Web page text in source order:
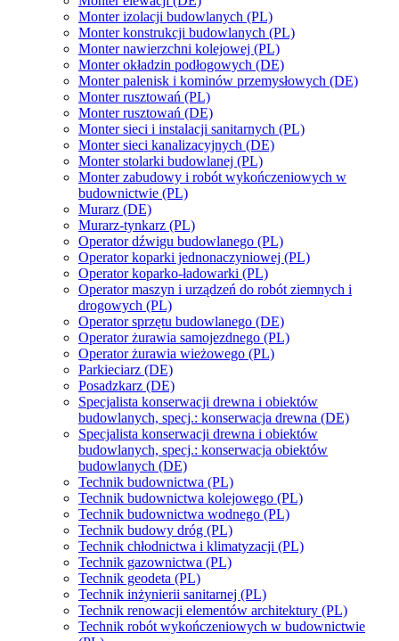
Monter izolacji budowlanych (PL)
Monter konstrukcji budowlanych (PL)
Monter nawierzchni kolejowej (PL)
Monter okładzin podłogowych (DE)
Monter palenisk i kominów przemysłowych (DE)
Monter rusztowań (PL)
Monter rusztowań (DE)
Monter sieci i instalacji sanitarnych (PL)
Monter sieci kanalizacyjnych (DE)
Monter stolarki budowlanej (PL)
Monter zabudowy i robót wykończeniowych w
budownictwie (PL)
Murarz (DE)
Murarz-tynkarz (PL)
Operator dźwigu budowlanego (PL)
Operator koparki jednonaczyniowej (PL)
Operator koparko-ładowarki (PL)
Operator maszyn i urządzeń do robót ziemnych i
drogowych (PL)
Operator sprzętu budowlanego (DE)
Operator żurawia samojezdnego (PL)
Operator żurawia wieżowego (PL)
Parkieciarz (DE)
Posadzkarz (DE)
Specjalista konserwacji drewna i obiektów
budowlanych, specj.: konserwacja drewna (DE)
Specjalista konserwacji drewna i obiektów
budowlanych, specj.: konserwacja obiektów
budowlanych (DE)
Technik budownictwa (PL)
Technik budownictwa kolejowego (PL)
Technik budownictwa wodnego (PL)
Technik budowy dróg (PL)
Technik chłodnictwa i klimatyzacji (PL)
Technik gazownictwa (PL)
Technik geodeta (PL)
Technik inżynierii sanitarnej (PL)
Technik renowacji elementów architektury (PL)
Technik robót wykończeniowych w budownictwie